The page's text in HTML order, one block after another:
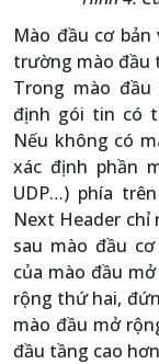
Mào đầu cơ
trường mào đầu
Trong mào
định gói tin có
Nếu không có
xác định phần
UDP…) phía
Next Header chỉ
sau mào đầu
của mào đầu
rộng thứ hai,
mào đầu mở
đầu tầng cao